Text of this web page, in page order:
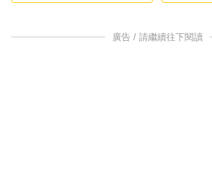
廣告 / 請繼續往下閱讀